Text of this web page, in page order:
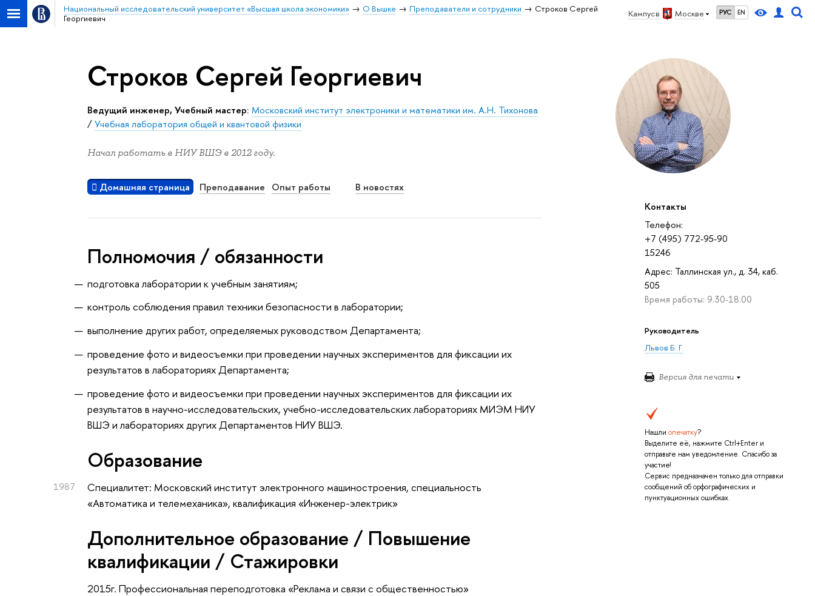
Кампус в Москве РУС EN
Национальный исследовательский университет «Высшая школа экономики» О Вышке Преподаватели и сотрудники
Строков Сергей
Георгиевич
Контакты
Телефон:
+7 (495) 772-95-90
15246
Адрес: Таллинская ул., д. 34, каб.
505
Время работы: 9.30-18.00
Руководитель
Львов Б. Г.
Версия для печати
Нашли опечатку?
Выделите её, нажмите Ctrl+Enter и
отправьте нам уведомление. Спасибо за
участие!
Сервис предназначен только для отправки
сообщений об орфографических и
пунктуационных ошибках.
Строков Сергей Георгиевич
Ведущий инженер, Учебный мастер: Московский институт электроники и математики им. А.Н. Тихонова
/Учебная лаборатория общей и квантовой физики
Начал работать в НИУ ВШЭ в 2012 году.
Домашняя страница Преподавание Опыт работы В новостях
Полномочия / обязанности
подготовка лаборатории к учебным занятиям;
контроль соблюдения правил техники безопасности в лаборатории;
выполнение других работ, определяемых руководством Департамента;
проведение фото и видеосъемки при проведении научных экспериментов для фиксации их
результатов в лабораториях Департамента;
проведение фото и видеосъемки при проведении научных экспериментов для фиксации их
результатов в научно-исследовательских, учебно-исследовательских лабораториях МИЭМ НИУ
ВШЭ и лабораториях других Департаментов НИУ ВШЭ.
Oбразование
1987
Специалитет: Московский институт электронного машиностроения, специальность
«Автоматика и телемеханика», квалификация «Инженер-электрик»
Дополнительное образование / Повышение
квалификации / Стажировки
2015г. Профессиональная переподготовка «Реклама и связи с общественностью»